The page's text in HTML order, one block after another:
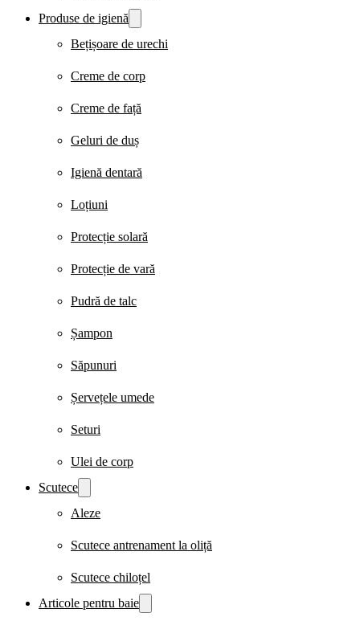
Produse de igienă
Bețișoare de urechi
Creme de corp
Creme de față
Geluri de duș
Igienă dentară
Loțiuni
Protecție solară
Protecție de vară
Pudră de talc
Șampon
Săpunuri
Șervețele umede
Seturi
Ulei de corp
Scutece
Aleze
Scutece antrenament la oliță
Scutece chiloțel
Articole pentru baie